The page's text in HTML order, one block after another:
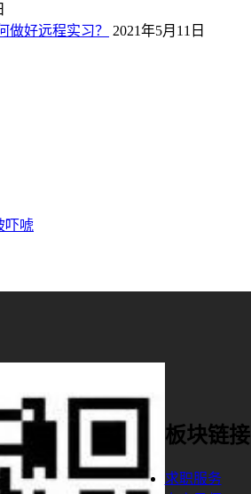
好远程实习？
2021年5月11日
吓唬
板块链接
求职服务